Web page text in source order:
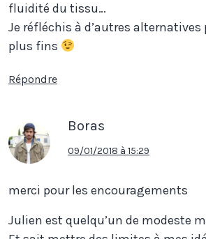
fluidité du tissu…
Je réfléchis à d’autres
plus fins
Répondre
Boras
09/01/2018 à 15:29
merci pour les encouragements
Julien est quelqu’un de modeste